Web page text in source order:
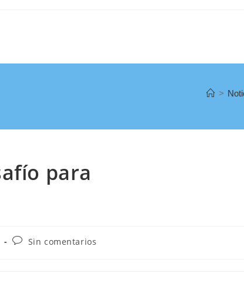
>
para
Sin comentarios